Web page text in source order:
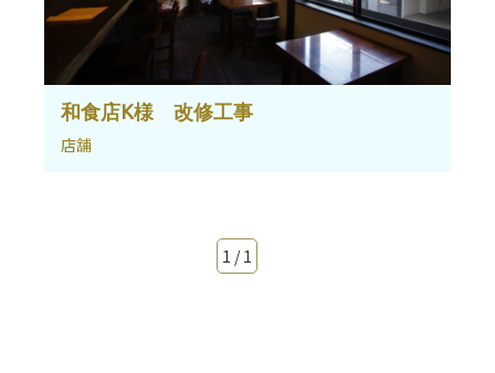
和食店K様 改修工事
店舗
1 / 1